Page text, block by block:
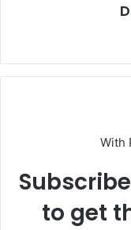
With
to get